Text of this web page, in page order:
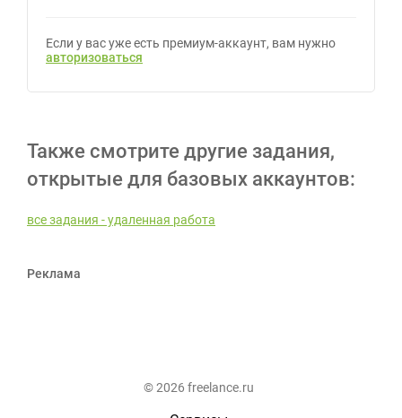
Если у вас уже есть премиум-аккаунт, вам нужно
авторизоваться
Также смотрите другие задания,
открытые для базовых аккаунтов:
все задания - удаленная работа
Реклама
© 2026 freelance.ru